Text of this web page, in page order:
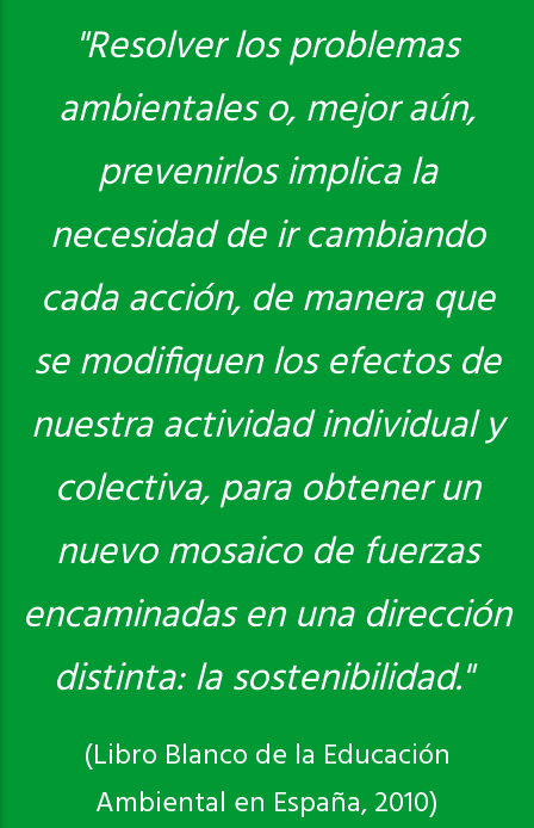
Saber más
"Resolver los problemas
ambientales o, mejor aún,
prevenirlos implica la
necesidad de ir cambiando
cada acción, de manera que
se modifiquen los efectos de
nuestra actividad individual y
colectiva, para obtener un
nuevo mosaico de fuerzas
encaminadas en una dirección
distinta: la sostenibilidad."
(Libro Blanco de la Educación
Ambiental en España, 2010)